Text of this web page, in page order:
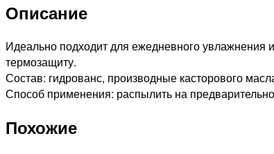
кондиционер
250мл
Описание
Идеально подходит для ежедневного увлажнения
термозащиту.
Состав: гидрованс, производные касторового
Способ применения: распылить на
Похожие